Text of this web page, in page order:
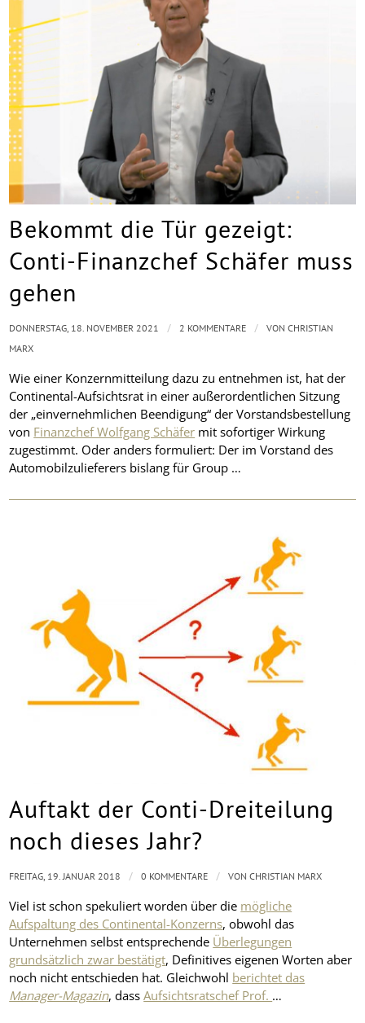
Bekommt die Tür gezeigt:
Conti-Finanzchef Schäfer muss
gehen
Wie einer Konzernmitteilung dazu zu entnehmen ist, hat der
Continental-Aufsichtsrat in einer außerordentlichen Sitzung
der „einvernehmlichen Beendigung“ der Vorstandsbestellung
von Finanzchef Wolfgang Schäfer mit sofortiger Wirkung
zugestimmt. Oder anders formuliert: Der im Vorstand des
Automobilzulieferers bislang für Group …
DONNERSTAG, 18. NOVEMBER 2021 / 2 KOMMENTARE / VONCHRISTIAN
MARX
Auftakt der Conti-Dreiteilung
noch dieses Jahr?
Viel ist schon spekuliert worden über die mögliche
Aufspaltung des Continental-Konzerns, obwohl das
Unternehmen selbst entsprechende Überlegungen
grundsätzlich zwar bestätigt, Definitives eigenen Worten aber
noch nicht entschieden hat. Gleichwohl berichtet das
Manager-Magazin, dassAufsichtsratschef Prof. …
FREITAG, 19. JANUAR 2018 / 0 KOMMENTARE / VONCHRISTIAN MARX